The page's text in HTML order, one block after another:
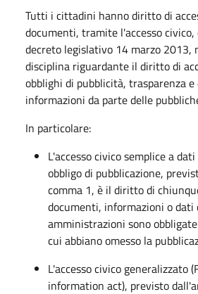
Tutti i cittadini hanno diritto di
documenti, tramite l'accesso
decreto legislativo 14 marzo 2013,
disciplina riguardante il diritto di
obblighi di pubblicità, trasparenza
informazioni da parte delle
In particolare:
L'accesso civico semplice a
obbligo di pubblicazione,
comma 1, è il diritto di
documenti, informazioni o dati
amministrazioni sono
cui abbiano omesso la
L'accesso civico generalizzato
information act), previsto